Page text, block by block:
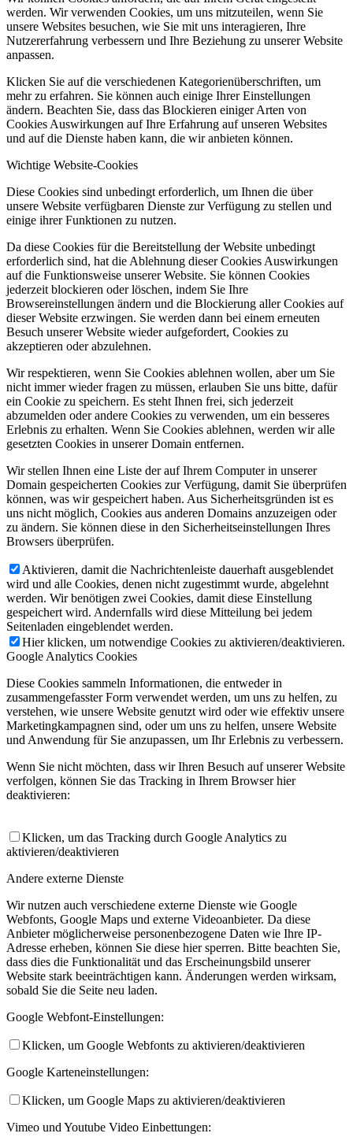
werden. Wir verwenden Cookies, um uns mitzuteilen, wenn Sie
unsere Websites besuchen, wie Sie mit uns interagieren, Ihre
Nutzererfahrung verbessern und Ihre Beziehung zu unserer Website
anpassen.
Klicken Sie auf die verschiedenen Kategorienüberschriften, um
mehr zu erfahren. Sie können auch einige Ihrer Einstellungen
ändern. Beachten Sie, dass das Blockieren einiger Arten von
Cookies Auswirkungen auf Ihre Erfahrung auf unseren Websites
und auf die Dienste haben kann, die wir anbieten können.
Wichtige Website-Cookies
Diese Cookies sind unbedingt erforderlich, um Ihnen die über
unsere Website verfügbaren Dienste zur Verfügung zu stellen und
einige ihrer Funktionen zu nutzen.
Da diese Cookies für die Bereitstellung der Website unbedingt
erforderlich sind, hat die Ablehnung dieser Cookies Auswirkungen
auf die Funktionsweise unserer Website. Sie können Cookies
jederzeit blockieren oder löschen, indem Sie Ihre
Browsereinstellungen ändern und die Blockierung aller Cookies auf
dieser Website erzwingen. Sie werden dann bei einem erneuten
Besuch unserer Website wieder aufgefordert, Cookies zu
akzeptieren oder abzulehnen.
Wir respektieren, wenn Sie Cookies ablehnen wollen, aber um Sie
nicht immer wieder fragen zu müssen, erlauben Sie uns bitte, dafür
ein Cookie zu speichern. Es steht Ihnen frei, sich jederzeit
abzumelden oder andere Cookies zu verwenden, um ein besseres
Erlebnis zu erhalten. Wenn Sie Cookies ablehnen, werden wir alle
gesetzten Cookies in unserer Domain entfernen.
Wir stellen Ihnen eine Liste der auf Ihrem Computer in unserer
Domain gespeicherten Cookies zur Verfügung, damit Sie überprüfen
können, was wir gespeichert haben. Aus Sicherheitsgründen ist es
uns nicht möglich, Cookies aus anderen Domains anzuzeigen oder
zu ändern. Sie können diese in den Sicherheitseinstellungen Ihres
Browsers überprüfen.
Aktivieren, damit die Nachrichtenleiste dauerhaft ausgeblendet
wird und alle Cookies, denen nicht zugestimmt wurde, abgelehnt
werden. Wir benötigen zwei Cookies, damit diese Einstellung
gespeichert wird. Andernfalls wird diese Mitteilung bei jedem
Seitenladen eingeblendet werden.
Hier klicken, um notwendige Cookies zu aktivieren/deaktivieren.
Google Analytics Cookies
Diese Cookies sammeln Informationen, die entweder in
zusammengefasster Form verwendet werden, um uns zu helfen, zu
verstehen, wie unsere Website genutzt wird oder wie effektiv unsere
Marketingkampagnen sind, oder um uns zu helfen, unsere Website
und Anwendung für Sie anzupassen, um Ihr Erlebnis zu verbessern.
Wenn Sie nicht möchten, dass wir Ihren Besuch auf unserer Website
verfolgen, können Sie das Tracking in Ihrem Browser hier
deaktivieren:
Klicken, um das Tracking durch Google Analytics zu
aktivieren/deaktivieren
Andere externe Dienste
Wir nutzen auch verschiedene externe Dienste wie Google
Webfonts, Google Maps und externe Videoanbieter. Da diese
Anbieter möglicherweise personenbezogene Daten wie Ihre IP-
Adresse erheben, können Sie diese hier sperren. Bitte beachten Sie,
dass dies die Funktionalität und das Erscheinungsbild unserer
Website stark beeinträchtigen kann. Änderungen werden wirksam,
sobald Sie die Seite neu laden.
Google Webfont-Einstellungen:
Klicken, um Google Webfonts zu aktivieren/deaktivieren
Google Karteneinstellungen:
Klicken, um Google Maps zu aktivieren/deaktivieren
Vimeo und Youtube Video Einbettungen: